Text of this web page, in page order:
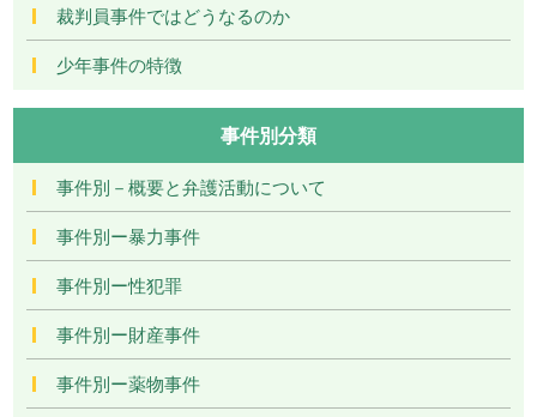
裁判員事件ではどうなるのか
少年事件の特徴
事件別分類
事件別－概要と弁護活動について
事件別ー暴力事件
事件別ー性犯罪
事件別ー財産事件
事件別ー薬物事件